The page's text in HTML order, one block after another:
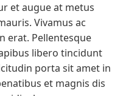
et augue at metus
Vivamus ac
erat. Pellentesque
libero tincidunt
porta sit amet in
et magnis dis